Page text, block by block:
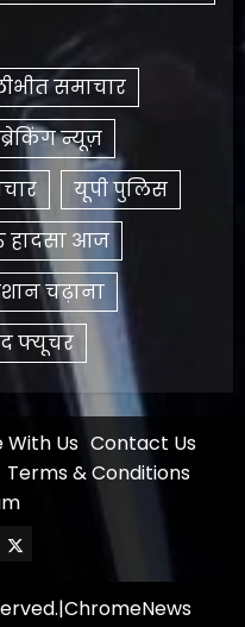
समाचार
ब्रेकिंग न्यूज़
यूपी पुलिस
आज
चढ़ाना
फ्यूचर
Us Contact Us
Terms & Conditions
X
|ChromeNews